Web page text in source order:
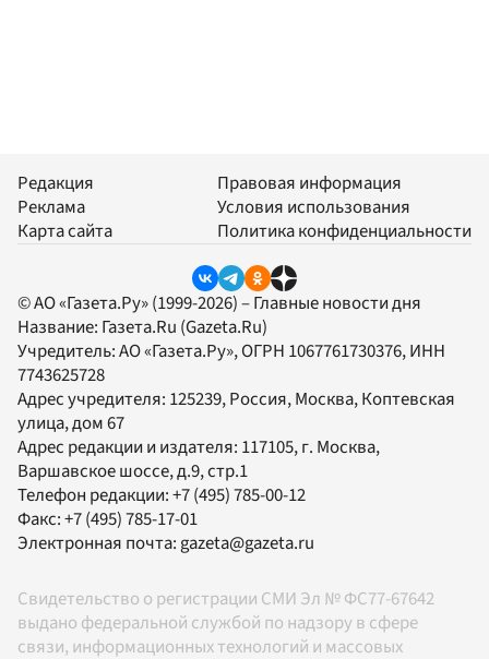
Редакция
Реклама
Карта сайта
Правовая информация
Условия использования
Политика конфиденциальности
© АО «Газета.Ру» (1999-2026) – Главные новости дня
Название: Газета.Ru (Gazeta.Ru)
Учредитель:АО «Газета.Ру», ОГРН 1067761730376, ИНН
7743625728
Адрес учредителя: 125239, Россия, Москва, Коптевская
улица, дом 67
Адрес редакции и издателя: 117105, г. Москва,
Варшавское шоссе, д.9, стр.1
Телефон редакции:+7 (495) 785-00-12
Факс:+7 (495) 785-17-01
Электронная почта:gazeta@gazeta.ru
Свидетельство о регистрации СМИ Эл № ФС77-67642
выдано федеральной службой по надзору в сфере
связи, информационных технологий и массовых